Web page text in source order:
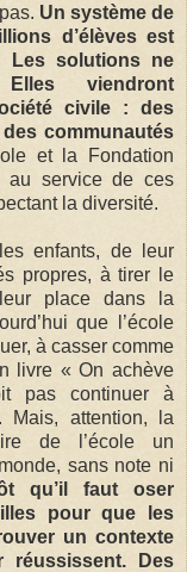
Un système de
d’élèves est
Les solutions ne
viendront
civile : des
communautés
et la Fondation
au service de ces
la diversité.
enfants, de leur
propres, à tirer le
place dans la
que l’école
à casser comme
livre « On achève
pas continuer à
Mais, attention, la
de l’école un
sans note ni
qu’il faut oser
pour que les
un contexte
Des